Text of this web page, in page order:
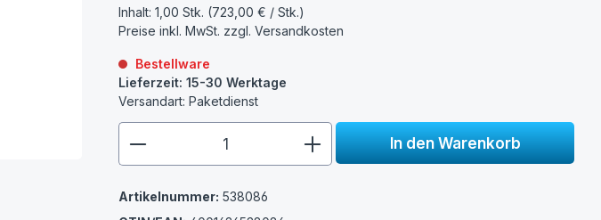
Inhalt:1,00 Stk. (723,00 € / Stk.)
Preise inkl. MwSt. zzgl.Versandkosten
Bestellware
Lieferzeit: 15-30 Werktage
Versandart: Paketdienst
In den Warenkorb
Artikelnummer: 538086